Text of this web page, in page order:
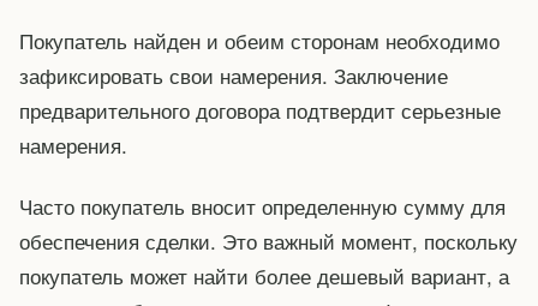
Покупатель найден и обеим сторонам необходимо
зафиксировать свои намерения. Заключение
предварительного договора подтвердит серьезные
намерения.
Часто покупатель вносит определенную сумму для
обеспечения сделки. Это важный момент, поскольку
покупатель может найти более дешевый вариант, а